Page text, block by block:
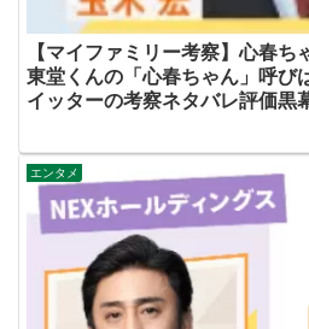
【マイファミリー考察】心春ち
東堂くんの「心春ちゃん」呼び
イッターの考察ネタバレ評価黒
エンタメ